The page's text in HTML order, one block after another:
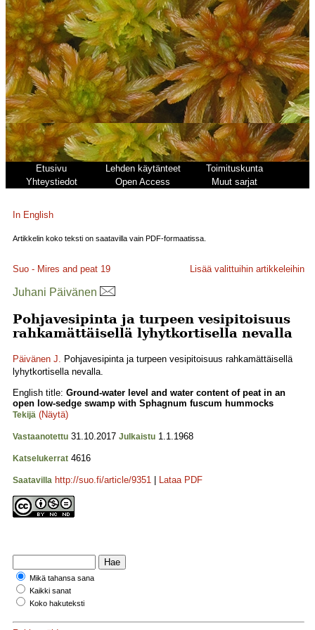
Etusivu Lehden käytänteet
Toimituskunta
Yhteystiedot
Open Access Muut sarjat
In English
Artikkelin koko teksti on saatavilla vain PDF-formaatissa.
Suo - Mires and peat 19 Lisää valittuihin artikkeleihin
Juhani Päivänen
Pohjavesipinta ja turpeen vesipitoisuus
rahkamättäisellä lyhytkortisella nevalla
Päivänen J. Pohjavesipinta ja turpeen vesipitoisuus rahkamättäisellä
lyhytkortisella nevalla.
English title: Ground-water level and water content of peat in an
open low-sedge swamp with Sphagnum fuscum hummocks
Tekijä (Näytä)
Vastaanotettu 31.10.2017 Julkaistu 1.1.1968
Katselukerrat 4616
Saatavilla http://suo.fi/article/9351 Lataa PDF
Mikä tahansa sana
Kaikki sanat
Koko hakuteksti